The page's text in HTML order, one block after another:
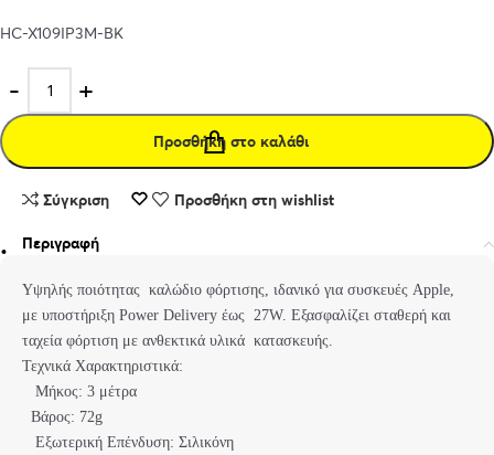
HC-X109IP3M-BK
Προσθήκη στο καλάθι
Σύγκριση Προσθήκη στη wishlist
Περιγραφή
Υψηλής ποιότητας καλώδιο φόρτισης, ιδανικό για συσκευές Apple,
με υποστήριξη Power Delivery έως 27W. Εξασφαλίζει σταθερή και
ταχεία φόρτιση με ανθεκτικά υλικά κατασκευής.
Τεχνικά Χαρακτηριστικά:
Μήκος: 3 μέτρα
Βάρος: 72g
Εξωτερική Επένδυση: Σιλικόνη